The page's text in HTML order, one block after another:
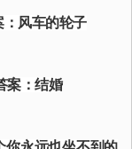
：风车的轮子
案：结婚